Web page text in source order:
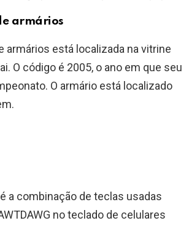
armários
armários está localizada na vitrine
O código é 2005, o ano em que seu
O armário está localizado
a combinação de teclas usadas
no teclado de celulares